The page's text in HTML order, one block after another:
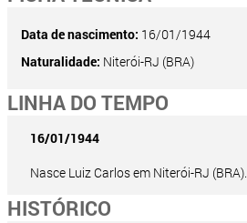
Data de nascimento: 16/01/1944
Naturalidade: Niterói-RJ (BRA)
LINHA DO TEMPO
16/01/1944
Nasce Luiz Carlos em Niterói-RJ (BRA).
HISTÓRICO